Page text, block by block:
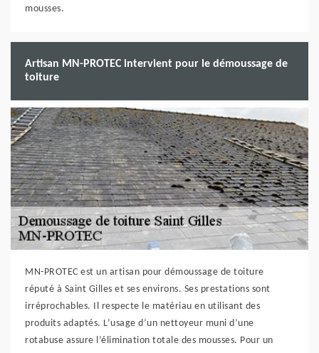
mousses.
Artisan MN-PROTEC intervient pour le démoussage de
toiture
MN-PROTEC est un artisan pour démoussage de toiture
réputé à Saint Gilles et ses environs. Ses prestations sont
irréprochables. Il respecte le matériau en utilisant des
produits adaptés. L’usage d’un nettoyeur muni d’une
rotabuse assure l’élimination totale des mousses. Pour un